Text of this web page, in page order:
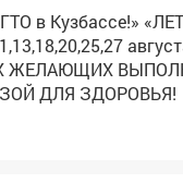
ПЛОЩАДКА ГТО» стадион «Томусинец»
ВЫПОЛНИТЬ
ДЛЯ ЗДОРОВЬЯ!